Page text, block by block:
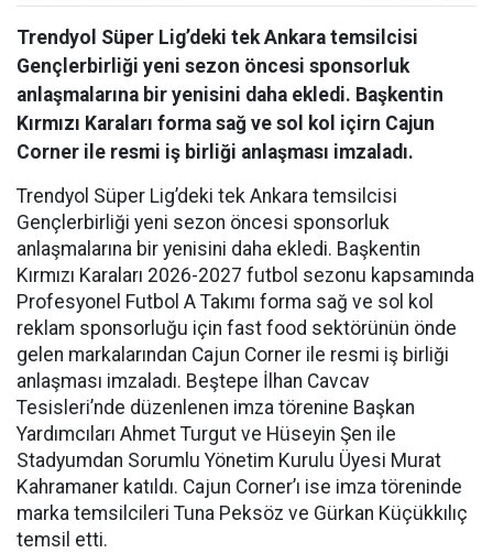
Trendyol Süper Lig’deki tek Ankara temsilcisi
Gençlerbirliği yeni sezon öncesi sponsorluk
anlaşmalarına bir yenisini daha ekledi. Başkentin
Kırmızı Karaları forma sağ ve sol kol içirn Cajun
Corner ile resmi iş birliği anlaşması imzaladı.
Trendyol Süper Lig’deki tek Ankara temsilcisi
Gençlerbirliği yeni sezon öncesi sponsorluk
anlaşmalarına bir yenisini daha ekledi. Başkentin
Kırmızı Karaları 2026-2027 futbol sezonu kapsamında
Profesyonel Futbol A Takımı forma sağ ve sol kol
reklam sponsorluğu için fast food sektörünün önde
gelen markalarından Cajun Corner ile resmi iş birliği
anlaşması imzaladı. Beştepe İlhan Cavcav
Tesisleri’nde düzenlenen imza törenine Başkan
Yardımcıları Ahmet Turgut ve Hüseyin Şen ile
Stadyumdan Sorumlu Yönetim Kurulu Üyesi Murat
Kahramaner katıldı. Cajun Corner’ı ise imza töreninde
marka temsilcileri Tuna Peksöz ve Gürkan Küçükkılıç
temsil etti.